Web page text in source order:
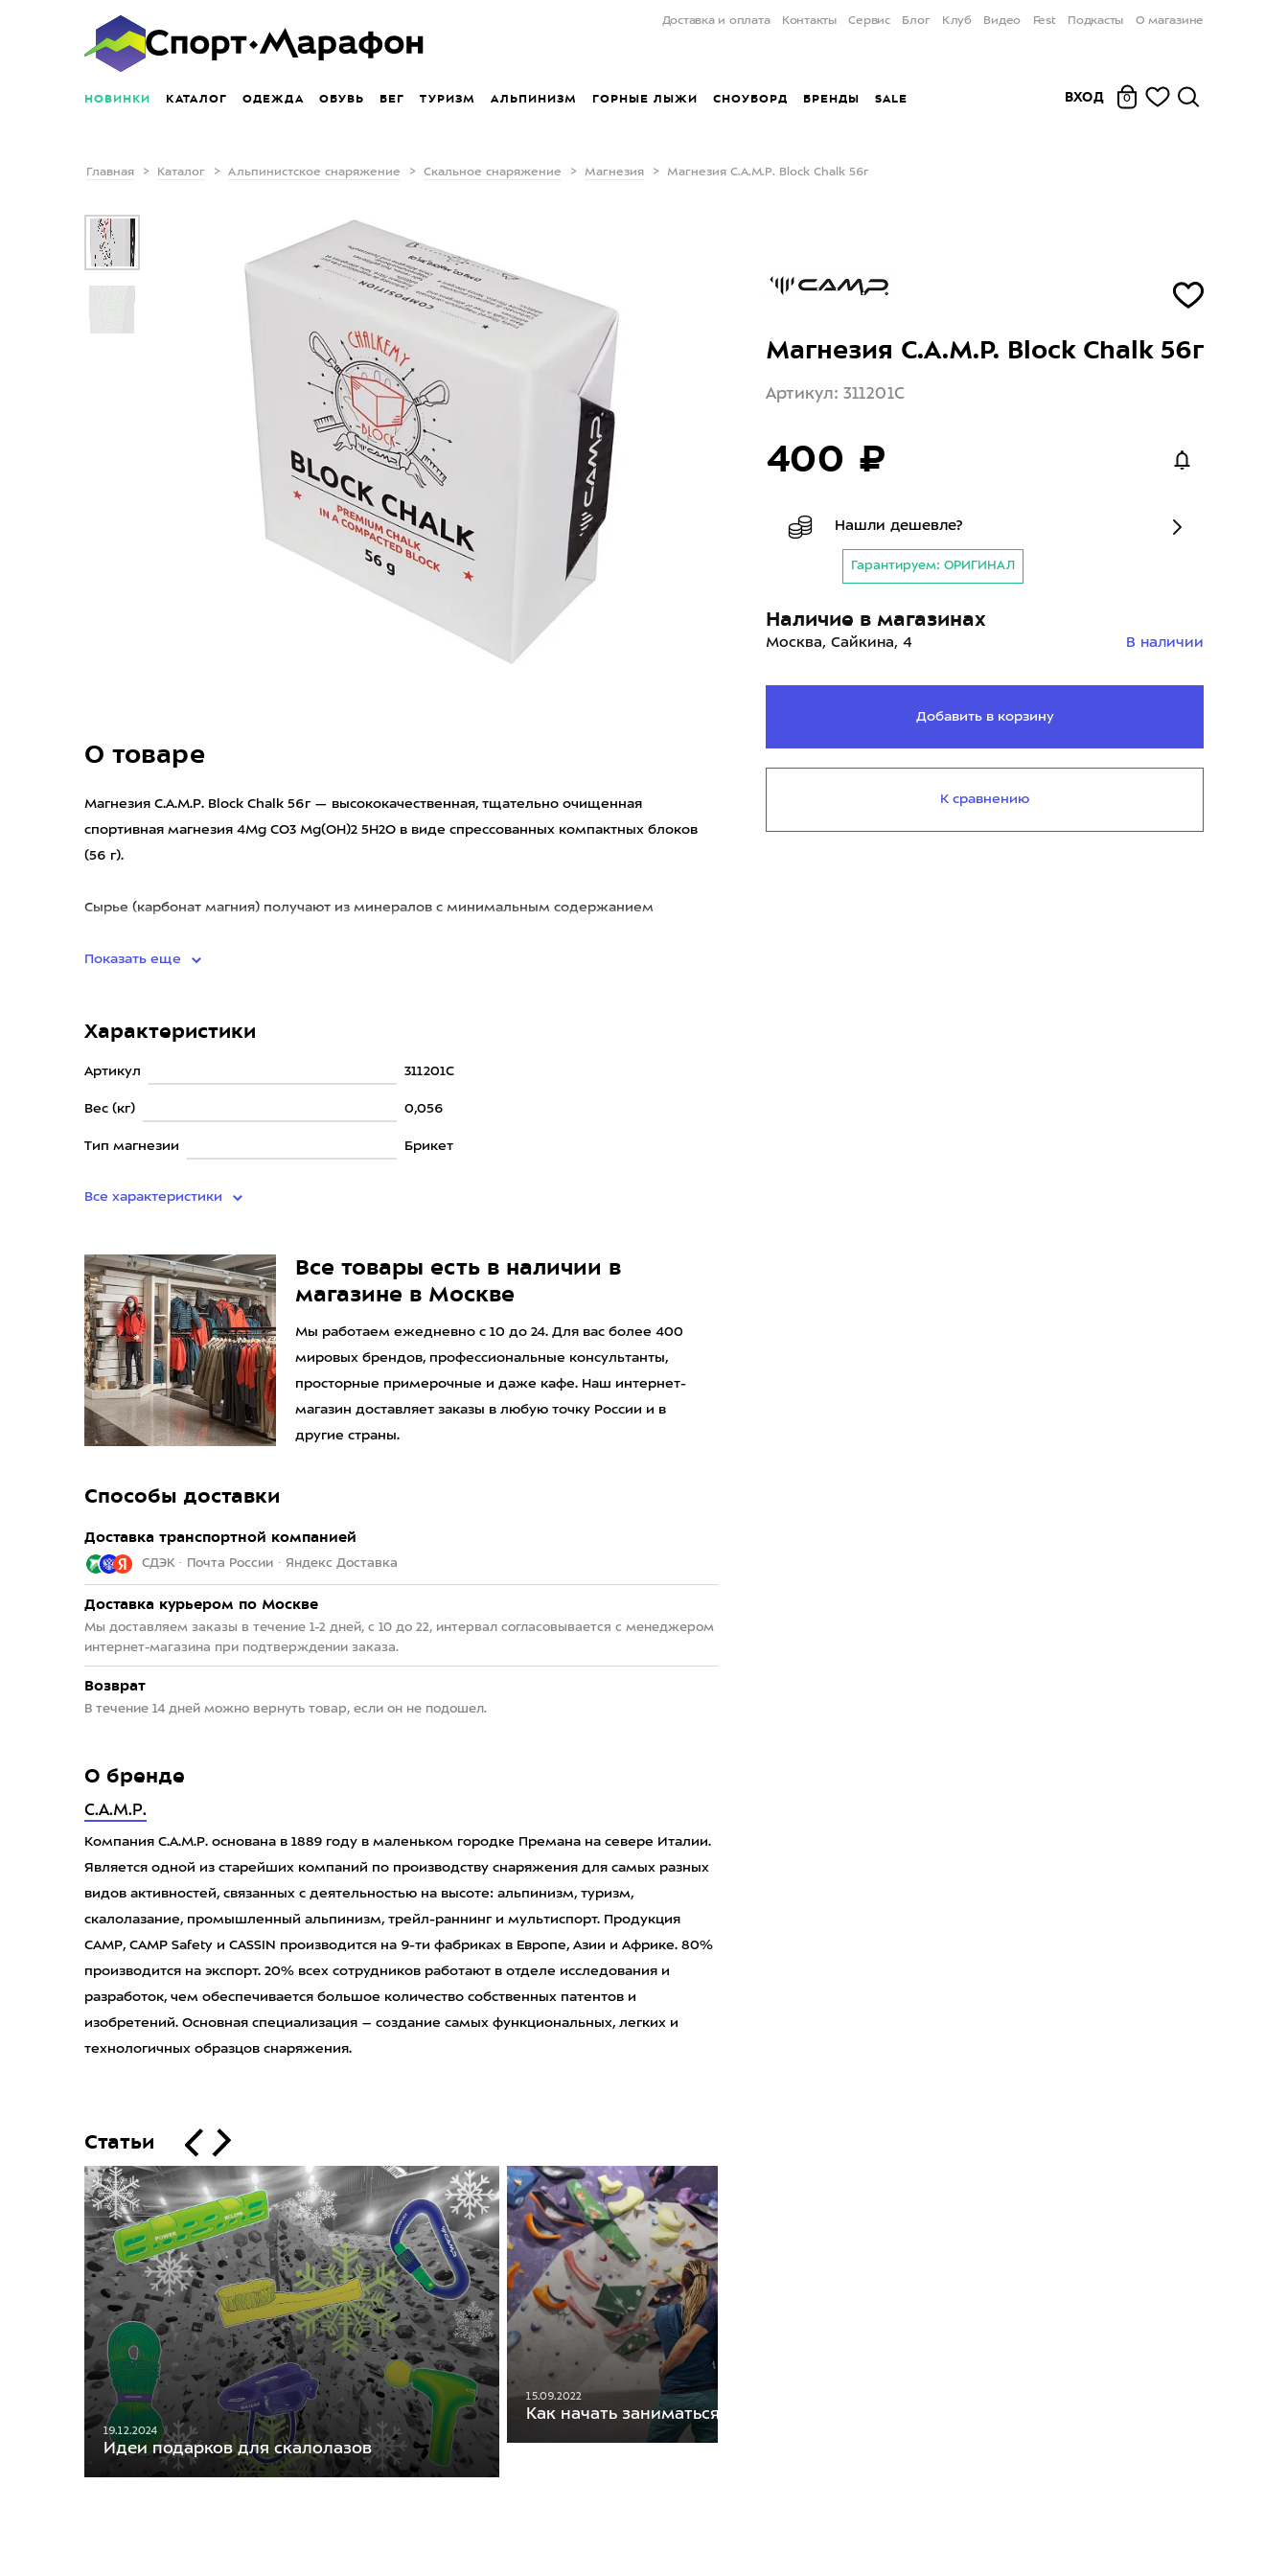
Доставка и оплата Контакты Сервис Блог Клуб Видео Fest Подкасты О магазине
НОВИНКИ КАТАЛОГ ОДЕЖДА ОБУВЬ БЕГ ТУРИЗМ АЛЬПИНИЗМ ГОРНЫЕ ЛЫЖИ СНОУБОРД БРЕНДЫ SALE ВХОД 0
Главная Каталог Альпинистское снаряжение Скальное снаряжение Магнезия Магнезия C.A.M.P. Block Chalk 56г
О товаре
Магнезия C.A.M.P. Block Chalk 56г — высококачественная, тщательно очищенная
спортивная магнезия 4Mg CO3 Mg(OH)2 5H2O в виде спрессованных компактных блоков
(56 г).
Сырье (карбонат магния) получают из минералов с минимальным содержанием
Показать еще
Характеристики
Артикул 311201C
Вес (кг) 0,056
Тип магнезии Брикет
Все характеристики
Все товары есть в наличии в
магазине в Москве
Мы работаем ежедневно с 10 до 24. Для вас более 400
мировых брендов, профессиональные консультанты,
просторные примерочные и даже кафе. Наш интернет-
магазин доставляет заказы в любую точку России и в
другие страны.
Способы доставки
Доставка транспортной компанией
СДЭК · Почта России · Яндекс Доставка
Доставка курьером по Москве
Мы доставляем заказы в течение 1-2 дней, с 10 до 22, интервал согласовывается с менеджером
интернет-магазина при подтверждении заказа.
Возврат
В течение 14 дней можно вернуть товар, если он не подошел.
О бренде
C.A.M.P.
Компания C.A.M.P. основана в 1889 году в маленьком городке Премана на севере Италии.
Является одной из старейших компаний по производству снаряжения для самых разных
видов активностей, связанных с деятельностью на высоте: альпинизм, туризм,
скалолазание, промышленный альпинизм, трейл-раннинг и мультиспорт. Продукция
CAMP, CAMP Safety и CASSIN производится на 9-ти фабриках в Европе, Азии и Африке. 80%
производится на экспорт. 20% всех сотрудников работают в отделе исследования и
разработок, чем обеспечивается большое количество собственных патентов и
изобретений. Основная специализация – создание самых функциональных, легких и
технологичных образцов снаряжения.
Статьи
19.12.2024
Идеи подарков для скалолазов
15.09.2022
Как начать заниматься скалолазанием
Магнезия C.A.M.P. Block Chalk 56г
Артикул: 311201C
400 ₽
Нашли дешевле?
Гарантируем: ОРИГИНАЛ
Наличие в магазинах
Москва, Сайкина, 4 В наличии
Добавить в корзину
К сравнению